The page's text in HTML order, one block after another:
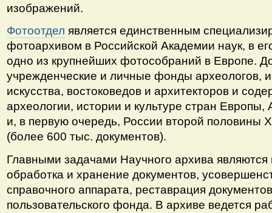
изображений.
Фотоотдел является единственным
фотоархивом в Российской Академии наук, в
одно из крупнейших фотособраний в Европе.
учрежденческие и личные фонды археологов,
искусства, востоковедов и архитекторов и
археологии, истории и культуре стран
и, в первую очередь, России второй половины
(более 600 тыс. документов).
Главными задачами Научного архива являются
обработка и хранение документов,
справочного аппарата, реставрация
пользовательского фонда. В архиве ведется